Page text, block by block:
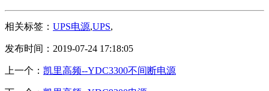
相关标签： UPS电源,UPS,
发布时间：2019-07-24 17:18:05
上一个： 凯里高频--YDC3300不间断电源